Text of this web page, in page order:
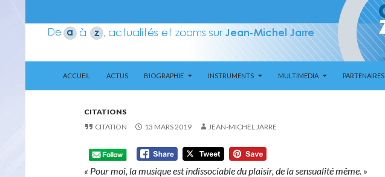
Aerozone JMJ
ACCUEIL
ACTUS BIOGRAPHIE INSTRUMENTS MULTIMEDIA PARTENAIRES
CITATIONS
CITATION
13 MARS 2019 JEAN-MICHEL JARRE
« Pour moi, la musique est indissociable du plaisir, de la sensualité même. »